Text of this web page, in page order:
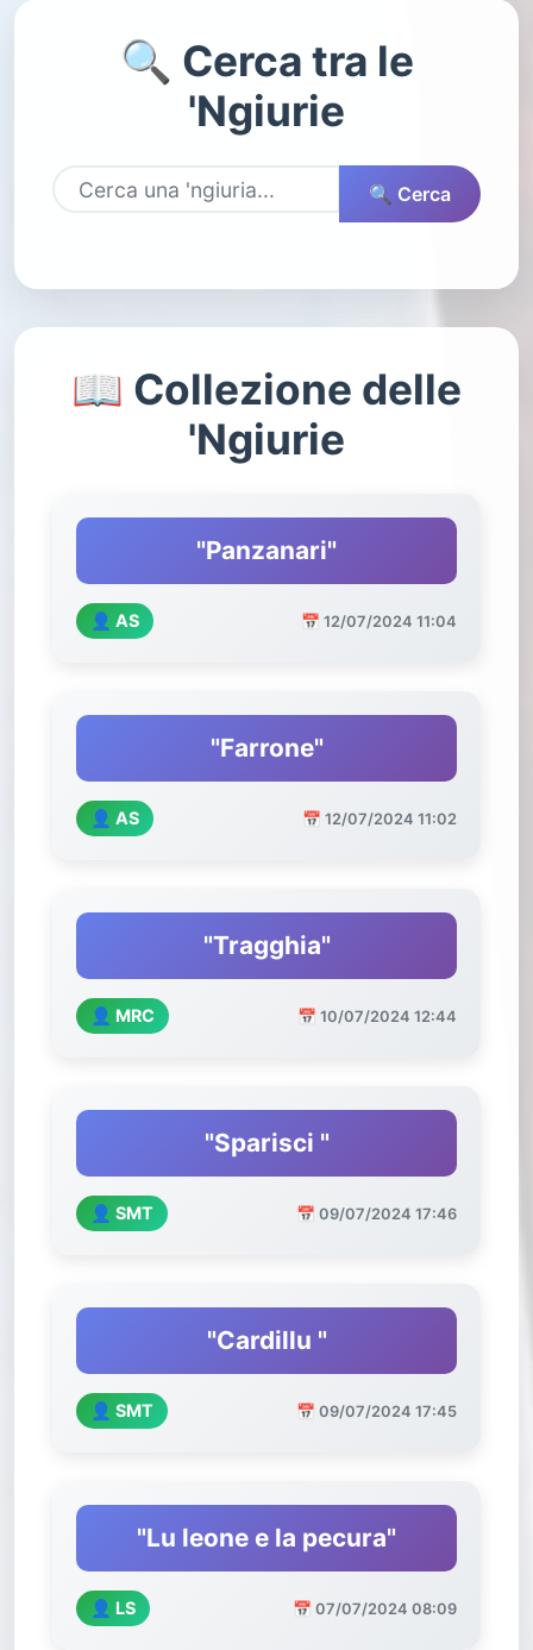
🔍 Cerca tra le
'Ngiurie
🔍 Cerca
📖 Collezione delle
'Ngiurie
"Panzanari"
👤 AS 📅 12/07/2024 11:04
"Farrone"
👤 AS 📅 12/07/2024 11:02
"Tragghia"
👤 MRC 📅 10/07/2024 12:44
"Sparisci "
👤 SMT 📅 09/07/2024 17:46
"Cardillu "
👤 SMT 📅 09/07/2024 17:45
"Lu leone e la pecura"
👤 LS 📅 07/07/2024 08:09